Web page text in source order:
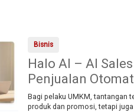
Bisnis
Halo AI – AI
Penjualan
Bagi pelaku UMKM, tantangan
produk dan promosi, tetapi